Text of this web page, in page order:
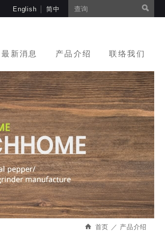
English 简中
最新消息 产品介绍 联络我们
首页 产品介绍